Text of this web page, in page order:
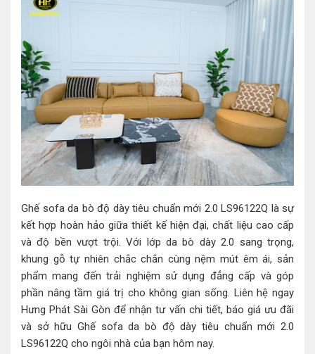
Ghế sofa da bò độ dày tiêu chuẩn mới 2.0 LS96122Q là sự
kết hợp hoàn hảo giữa thiết kế hiện đại, chất liệu cao cấp
và độ bền vượt trội. Với lớp da bò dày 2.0 sang trọng,
khung gỗ tự nhiên chắc chắn cùng nệm mút êm ái, sản
phẩm mang đến trải nghiệm sử dụng đẳng cấp và góp
phần nâng tầm giá trị cho không gian sống. Liên hệ ngay
Hưng Phát Sài Gòn để nhận tư vấn chi tiết, báo giá ưu đãi
và sở hữu Ghế sofa da bò độ dày tiêu chuẩn mới 2.0
LS96122Q cho ngôi nhà của bạn hôm nay.